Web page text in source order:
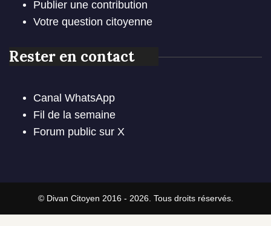
Publier une contribution
Votre question citoyenne
Rester en contact
Canal WhatsApp
Fil de la semaine
Forum public sur X
© Divan Citoyen 2016 - 2026. Tous droits réservés.